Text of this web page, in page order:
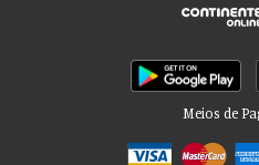
Meios de